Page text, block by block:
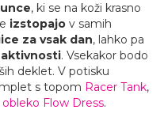
, ki se na koži krasno
izstopajo v samih
za vsak dan, lahko pa
. Vsekakor bodo
deklet. V potisku
s topom Racer Tank,
obleko Flow Dress.